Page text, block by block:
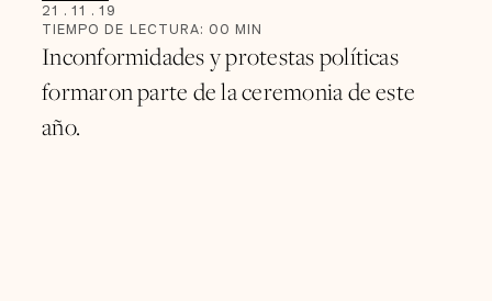
21 . 11 . 19
TIEMPO DE LECTURA: 00 MIN
Inconformidades y protestas políticas
formaron parte de la ceremonia de este
año.